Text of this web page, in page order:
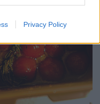
Privacy Policy